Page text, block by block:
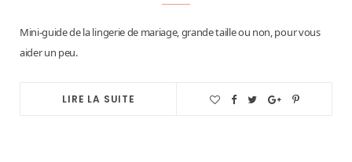
Mini-guide de la lingerie de mariage, grande taille ou non, pour vous
aider un peu.
LIRE LA SUITE